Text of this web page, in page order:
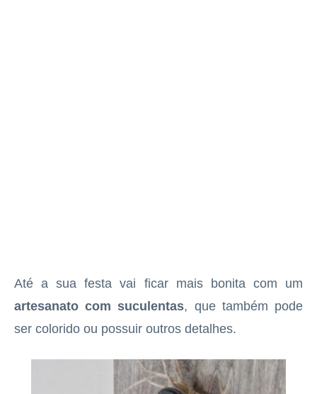
Até a sua festa vai ficar mais bonita com um
artesanato com suculentas, que também pode
ser colorido ou possuir outros detalhes.